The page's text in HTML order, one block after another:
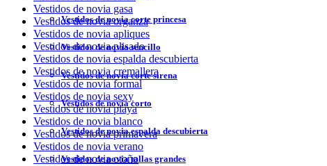
Vestidos de novia corte princesa
Vestidos de novia sencillo
Vestidos de novia corte sirena
Vestidos de novia corto
Vestidos de novia espalda descubierta
Vestidos de novia tallas grandes
Vestidos de novia gasa
Vestidos de novia organza
Vestidos de novia apliques
Vestidos de novia plisado
Vestidos de novia espalda descubierta
Vestidos de novia cremallera
Vestidos de novia formal
Vestidos de novia sexy
Vestidos de novia playa
Vestidos de novia blanco
Vestidos de novia primavera
Vestidos de novia verano
Vestidos de novia otoño